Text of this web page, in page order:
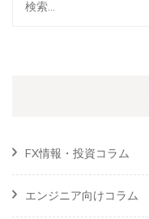
検
FX情報・投資コラム
エンジニア向けコラム